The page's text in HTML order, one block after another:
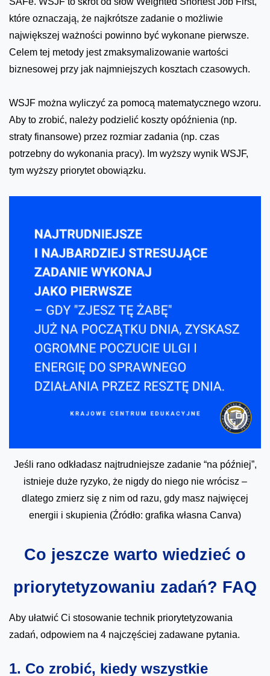
które oznaczają, że najkrótsze zadanie o możliwie
największej ważności powinno być wykonane pierwsze.
Celem tej metody jest zmaksymalizowanie wartości
biznesowej przy jak najmniejszych kosztach czasowych.
WSJF można wyliczyć za pomocą matematycznego wzoru.
Aby to zrobić, należy podzielić koszty opóźnienia (np.
straty finansowe) przez rozmiar zadania (np. czas
potrzebny do wykonania pracy). Im wyższy wynik WSJF,
tym wyższy priorytet obowiązku.
Jeśli rano odkładasz najtrudniejsze zadanie “na później”,
istnieje duże ryzyko, że nigdy do niego nie wrócisz –
dlatego zmierz się z nim od razu, gdy masz najwięcej
energii i skupienia (Źródło: grafika własna Canva)
Co jeszcze warto wiedzieć o
priorytetyzowaniu zadań? FAQ
Aby ułatwić Ci stosowanie technik priorytetyzowania
zadań, odpowiem na 4 najczęściej zadawane pytania.
1. Co zrobić, kiedy wszystkie